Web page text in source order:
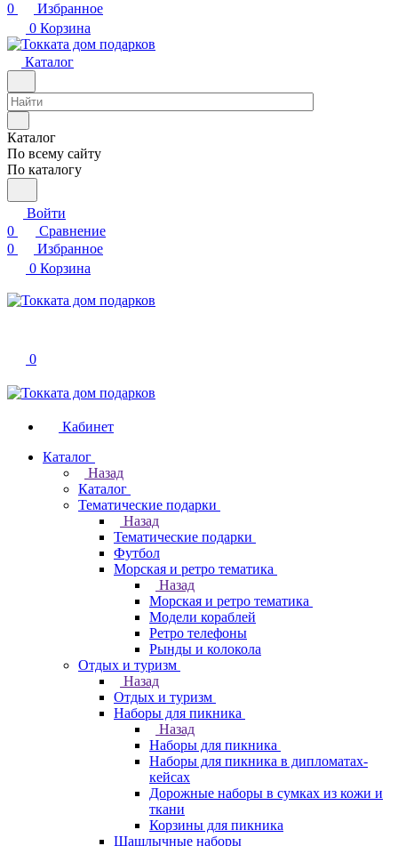
0
Избранное
0 Корзина
Каталог
Каталог
По всему сайту
По каталогу
Войти
0
Сравнение
0
Избранное
0 Корзина
0
Кабинет
Каталог
Назад
Каталог
Тематические подарки
Назад
Тематические подарки
Футбол
Морская и ретро тематика
Назад
Морская и ретро тематика
Модели кораблей
Ретро телефоны
Рынды и колокола
Отдых и туризм
Назад
Отдых и туризм
Наборы для пикника
Назад
Наборы для пикника
Наборы для пикника в дипломатах-
кейсах
Дорожные наборы в сумках из кожи и
ткани
Корзины для пикника
Шашлычные наборы